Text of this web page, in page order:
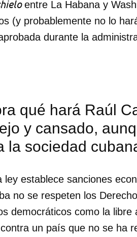
entre La Habana y
(y probablemente no lo
durante la
qué hará Raúl
y cansado,
la sociedad
ley establece sanciones
no se respeten los
democráticos como la
un país que no se ha